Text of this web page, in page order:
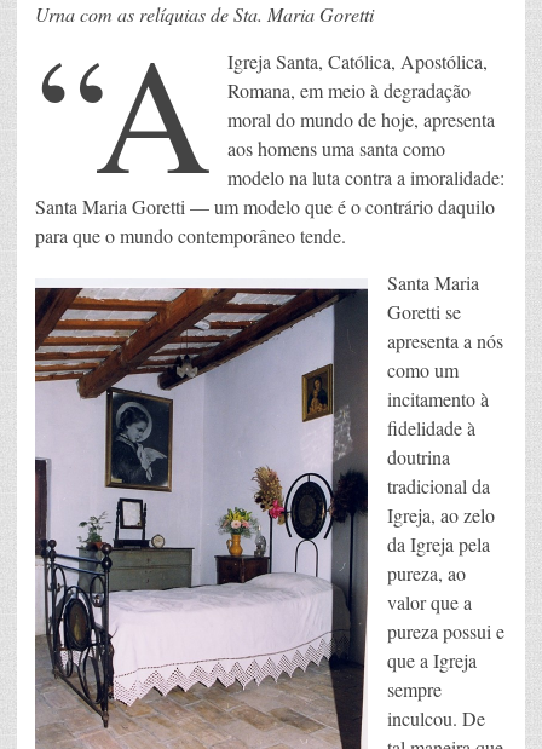
Urna com as relíquias de Sta. Maria Goretti
“A
Igreja Santa, Católica, Apostólica,
Romana, em meio à degradação
moral do mundo de hoje, apresenta
aos homens uma santa como
modelo na luta contra a imoralidade:
Santa Maria Goretti — um modelo que é o contrário daquilo
para que o mundo contemporâneo tende.
Santa Maria
Goretti se
apresenta a nós
como um
incitamento à
fidelidade à
doutrina
tradicional da
Igreja, ao zelo
da Igreja pela
pureza, ao
valor que a
pureza possui e
que a Igreja
sempre
inculcou. De